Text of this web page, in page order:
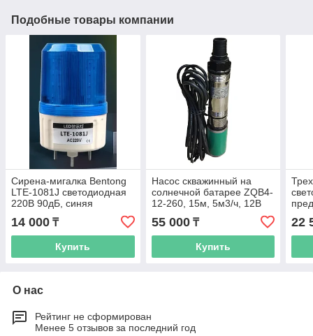
Подобные товары компании
Сирена-мигалка Bentong
LTE-1081J светодиодная
220В 90дБ, синяя
14 000 ₸
Купить
Насос скважинный на
солнечной батарее ZQB4-
12-260, 15м, 5м3/ч, 12В
55 000₸
Купить
22
О нас
Рейтинг не сформирован
Менее 5 отзывов за последний год